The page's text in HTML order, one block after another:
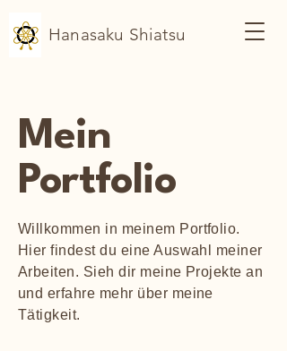
Hanasaku Shiatsu
Mein
Portfolio
Willkommen in meinem Portfolio.
Hier findest du eine Auswahl meiner
Arbeiten. Sieh dir meine Projekte an
und erfahre mehr über meine
Tätigkeit.